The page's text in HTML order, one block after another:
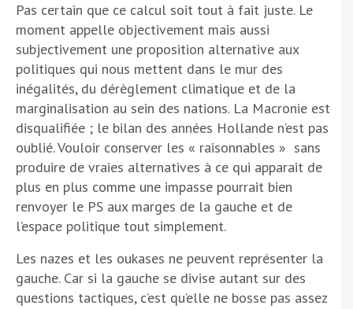
Pas certain que ce calcul soit tout à fait juste. Le
moment appelle objectivement mais aussi
subjectivement une proposition alternative aux
politiques qui nous mettent dans le mur des
inégalités, du dérèglement climatique et de la
marginalisation au sein des nations. La Macronie est
disqualifiée ; le bilan des années Hollande n’est pas
oublié. Vouloir conserver les « raisonnables » sans
produire de vraies alternatives à ce qui apparait de
plus en plus comme une impasse pourrait bien
renvoyer le PS aux marges de la gauche et de
l’espace politique tout simplement.
Les nazes et les oukases ne peuvent représenter la
gauche. Car si la gauche se divise autant sur des
questions tactiques, c’est qu’elle ne bosse pas assez